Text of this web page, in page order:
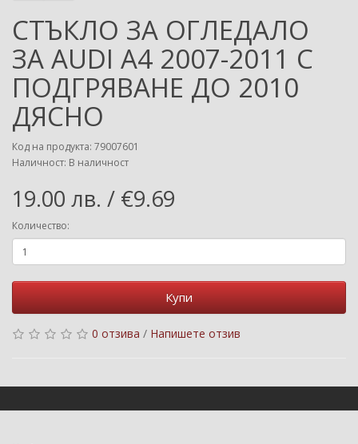
СТЪКЛО ЗА ОГЛЕДАЛО
ЗА AUDI A4 2007-2011 С
ПОДГРЯВАНЕ ДО 2010
ДЯСНО
Код на продукта: 79007601
Наличност: В наличност
19.00 лв. / €9.69
Количество:
Купи
0 отзива / Напишете отзив